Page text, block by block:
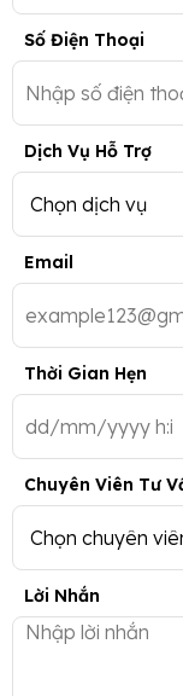
Số Điện Thoại
Dịch Vụ Hỗ Trợ
Email
Thời Gian Hẹn
Chuyên Viên Tư
Lời Nhắn